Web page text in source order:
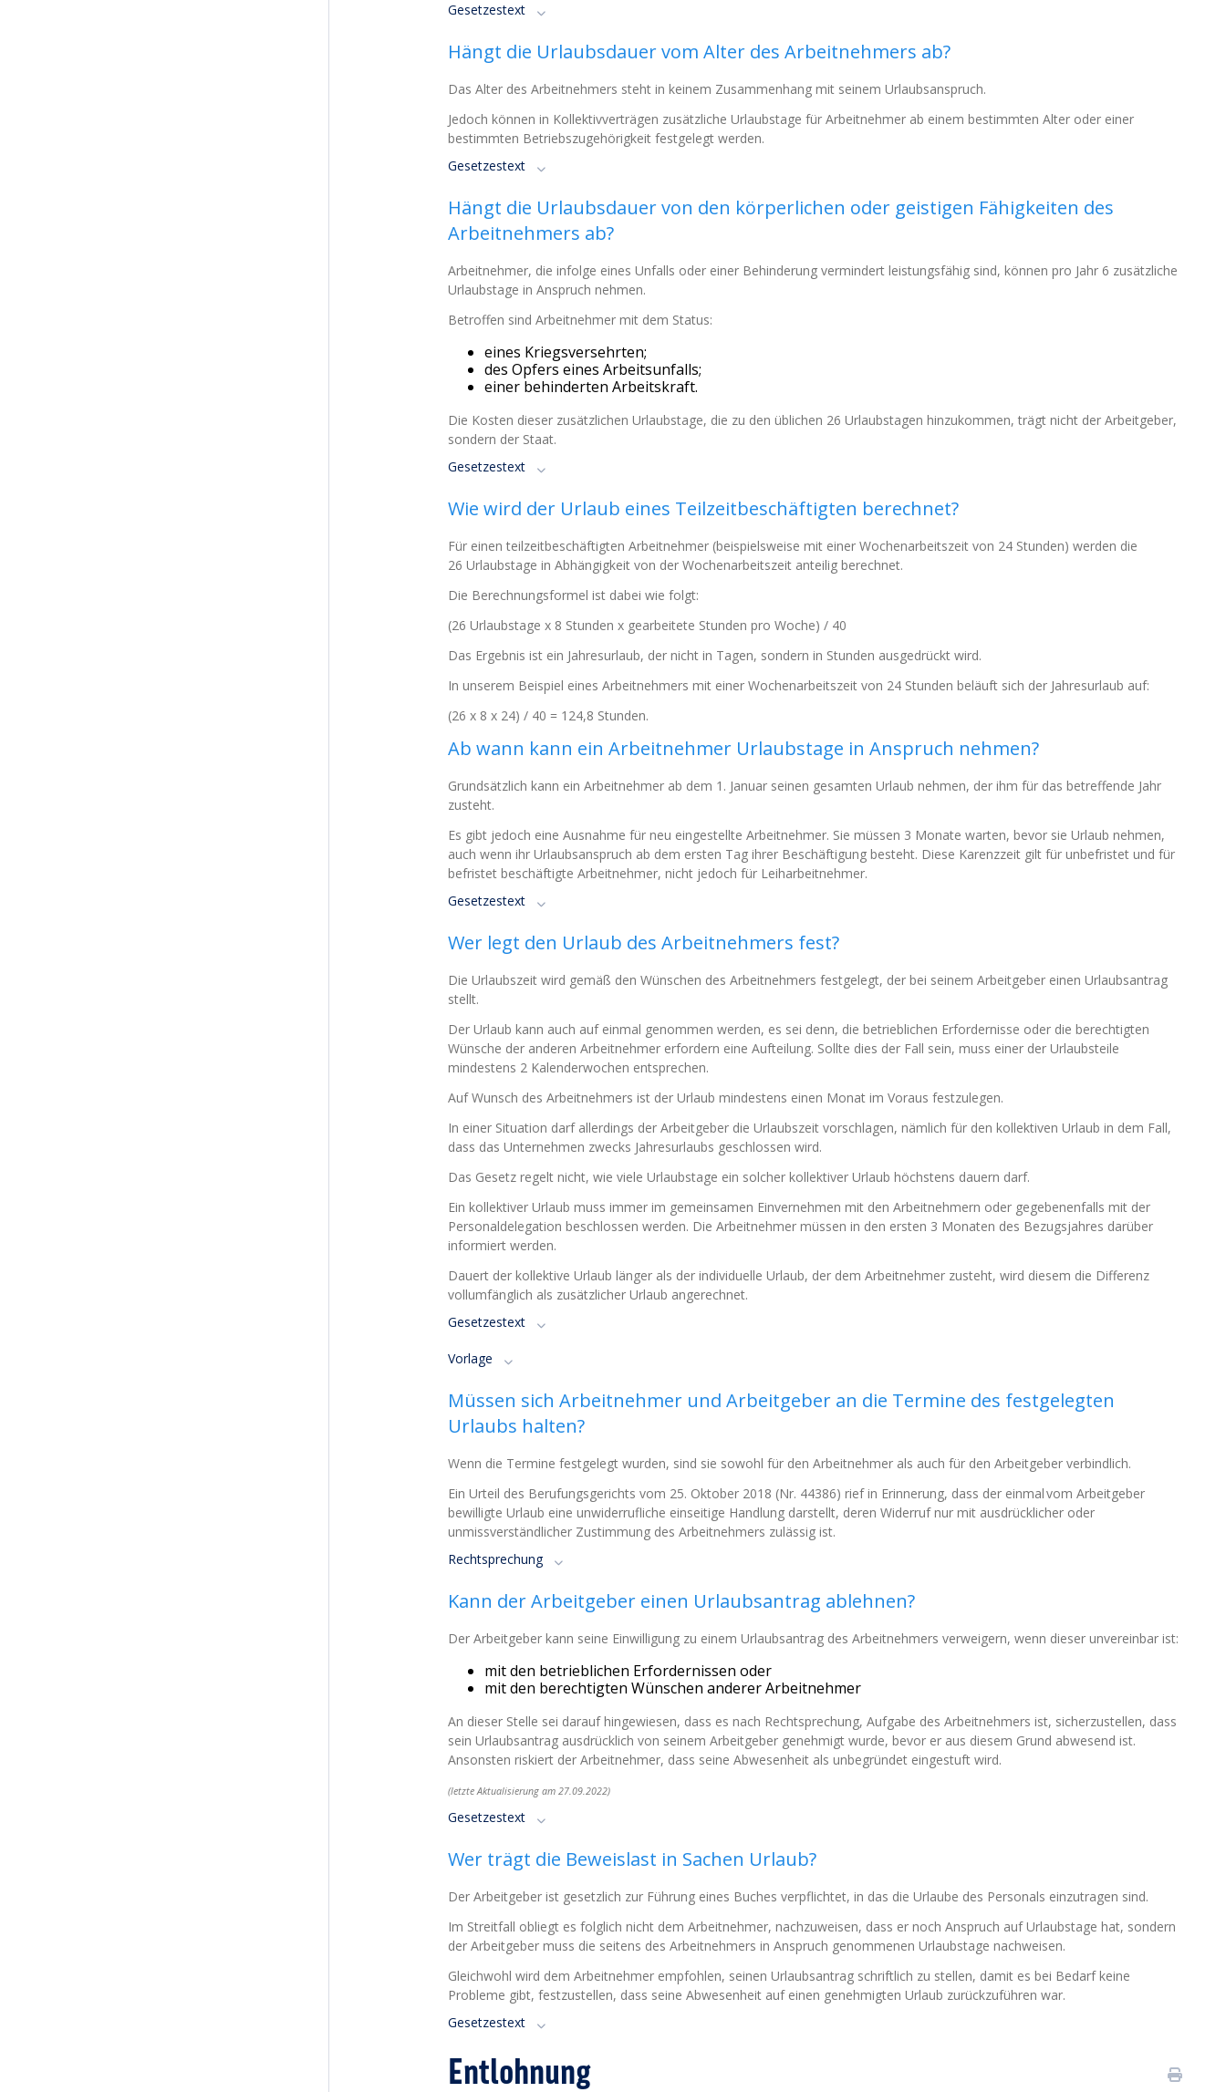
Gesetzestext
Hängt die Urlaubsdauer vom Alter des Arbeitnehmers ab?
Das Alter des Arbeitnehmers steht in keinem Zusammenhang mit seinem Urlaubsanspruch.
Jedoch können in Kollektivverträgen zusätzliche Urlaubstage für Arbeitnehmer ab einem bestimmten Alter oder einer
bestimmten Betriebszugehörigkeit festgelegt werden.
Gesetzestext
Hängt die Urlaubsdauer von den körperlichen oder geistigen Fähigkeiten des
Arbeitnehmers ab?
Arbeitnehmer, die infolge eines Unfalls oder einer Behinderung vermindert leistungsfähig sind, können pro Jahr 6 zusätzliche
Urlaubstage in Anspruch nehmen.
Betroffen sind Arbeitnehmer mit dem Status:
eines Kriegsversehrten;
des Opfers eines Arbeitsunfalls;
einer behinderten Arbeitskraft.
Die Kosten dieser zusätzlichen Urlaubstage, die zu den üblichen 26 Urlaubstagen hinzukommen, trägt nicht der Arbeitgeber,
sondern der Staat.
Gesetzestext
Wie wird der Urlaub eines Teilzeitbeschäftigten berechnet?
Für einen teilzeitbeschäftigten Arbeitnehmer (beispielsweise mit einer Wochenarbeitszeit von 24 Stunden) werden die
26 Urlaubstage in Abhängigkeit von der Wochenarbeitszeit anteilig berechnet.
Die Berechnungsformel ist dabei wie folgt:
(26 Urlaubstage x 8 Stunden x gearbeitete Stunden pro Woche) / 40
Das Ergebnis ist ein Jahresurlaub, der nicht in Tagen, sondern in Stunden ausgedrückt wird.
In unserem Beispiel eines Arbeitnehmers mit einer Wochenarbeitszeit von 24 Stunden beläuft sich der Jahresurlaub auf:
(26 x 8 x 24) / 40 = 124,8 Stunden.
Ab wann kann ein Arbeitnehmer Urlaubstage in Anspruch nehmen?
Grundsätzlich kann ein Arbeitnehmer ab dem 1. Januar seinen gesamten Urlaub nehmen, der ihm für das betreffende Jahr
zusteht.
Es gibt jedoch eine Ausnahme für neu eingestellte Arbeitnehmer. Sie müssen 3 Monate warten, bevor sie Urlaub nehmen,
auch wenn ihr Urlaubsanspruch ab dem ersten Tag ihrer Beschäftigung besteht. Diese Karenzzeit gilt für unbefristet und für
befristet beschäftigte Arbeitnehmer, nicht jedoch für Leiharbeitnehmer.
Gesetzestext
Wer legt den Urlaub des Arbeitnehmers fest?
Die Urlaubszeit wird gemäß den Wünschen des Arbeitnehmers festgelegt, der bei seinem Arbeitgeber einen Urlaubsantrag
stellt.
Der Urlaub kann auch auf einmal genommen werden, es sei denn, die betrieblichen Erfordernisse oder die berechtigten
Wünsche der anderen Arbeitnehmer erfordern eine Aufteilung. Sollte dies der Fall sein, muss einer der Urlaubsteile
mindestens 2 Kalenderwochen entsprechen.
Auf Wunsch des Arbeitnehmers ist der Urlaub mindestens einen Monat im Voraus festzulegen.
In einer Situation darf allerdings der Arbeitgeber die Urlaubszeit vorschlagen, nämlich für den kollektiven Urlaub in dem Fall,
dass das Unternehmen zwecks Jahresurlaubs geschlossen wird.
Das Gesetz regelt nicht, wie viele Urlaubstage ein solcher kollektiver Urlaub höchstens dauern darf.
Ein kollektiver Urlaub muss immer im gemeinsamen Einvernehmen mit den Arbeitnehmern oder gegebenenfalls mit der
Personaldelegation beschlossen werden. Die Arbeitnehmer müssen in den ersten 3 Monaten des Bezugsjahres darüber
informiert werden.
Dauert der kollektive Urlaub länger als der individuelle Urlaub, der dem Arbeitnehmer zusteht, wird diesem die Differenz
vollumfänglich als zusätzlicher Urlaub angerechnet.
Gesetzestext
Vorlage
Müssen sich Arbeitnehmer und Arbeitgeber an die Termine des festgelegten
Urlaubs halten?
Wenn die Termine festgelegt wurden, sind sie sowohl für den Arbeitnehmer als auch für den Arbeitgeber verbindlich.
Ein Urteil des Berufungsgerichts vom 25. Oktober 2018 (Nr. 44386) rief in Erinnerung, dass der einmal vom Arbeitgeber
bewilligte Urlaub eine unwiderrufliche einseitige Handlung darstellt, deren Widerruf nur mit ausdrücklicher oder
unmissverständlicher Zustimmung des Arbeitnehmers zulässig ist.
Rechtsprechung
Kann der Arbeitgeber einen Urlaubsantrag ablehnen?
Der Arbeitgeber kann seine Einwilligung zu einem Urlaubsantrag des Arbeitnehmers verweigern, wenn dieser unvereinbar ist:
mit den betrieblichen Erfordernissen oder
mit den berechtigten Wünschen anderer Arbeitnehmer
An dieser Stelle sei darauf hingewiesen, dass es nach Rechtsprechung, Aufgabe des Arbeitnehmers ist, sicherzustellen, dass
sein Urlaubsantrag ausdrücklich von seinem Arbeitgeber genehmigt wurde, bevor er aus diesem Grund abwesend ist.
Ansonsten riskiert der Arbeitnehmer, dass seine Abwesenheit als unbegründet eingestuft wird.
(letzte Aktualisierung am 27.09.2022)
Gesetzestext
Wer trägt die Beweislast in Sachen Urlaub?
Der Arbeitgeber ist gesetzlich zur Führung eines Buches verpflichtet, in das die Urlaube des Personals einzutragen sind.
Im Streitfall obliegt es folglich nicht dem Arbeitnehmer, nachzuweisen, dass er noch Anspruch auf Urlaubstage hat, sondern
der Arbeitgeber muss die seitens des Arbeitnehmers in Anspruch genommenen Urlaubstage nachweisen.
Gleichwohl wird dem Arbeitnehmer empfohlen, seinen Urlaubsantrag schriftlich zu stellen, damit es bei Bedarf keine
Probleme gibt, festzustellen, dass seine Abwesenheit auf einen genehmigten Urlaub zurückzuführen war.
Gesetzestext
Entlohnung